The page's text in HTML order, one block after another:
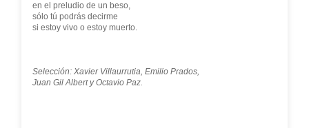
en el preludio de un beso,
sólo tú podrás decirme
si estoy vivo o estoy muerto.
Selección: Xavier Villaurrutia, Emilio Prados,
Juan Gil Albert y Octavio Paz.